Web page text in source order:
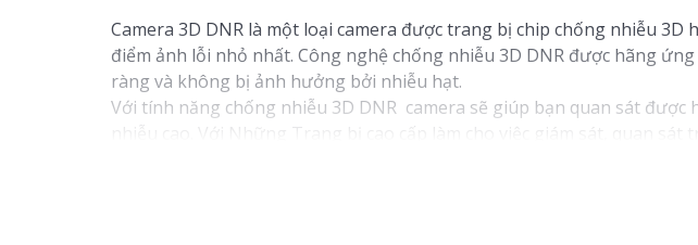
Camera 3D DNR là một loại camera được trang bị chip chống nhiễu
điểm ảnh lỗi nhỏ nhất. Công nghệ chống nhiễu 3D DNR được hãng
ràng và không bị ảnh hưởng bởi nhiễu hạt.
Với tính năng chống nhiễu 3D DNR camera sẽ giúp bạn quan sát
nhiễu cao. Với Những Trang bị cao cấp làm cho việc giám sát, quan sát